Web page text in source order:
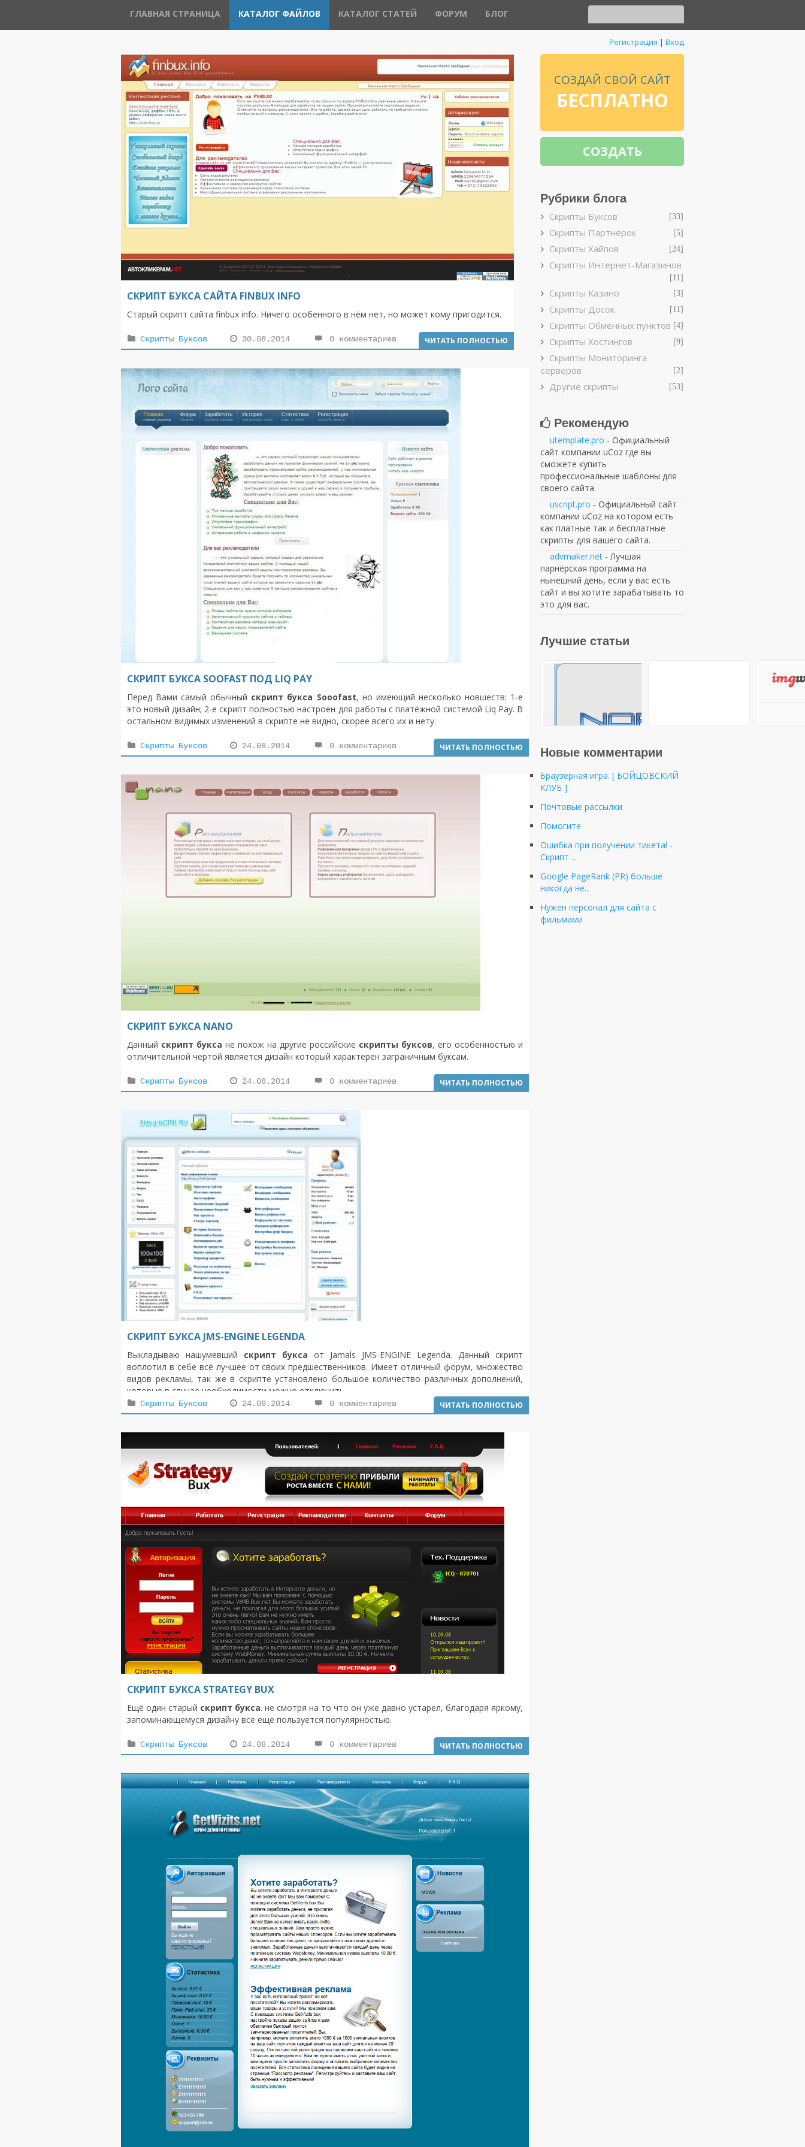
ГЛАВНАЯ СТРАНИЦА КАТАЛОГ ФАЙЛОВ КАТАЛОГ СТАТЕЙ ФОРУМ БЛОГ
Регистрация | Вход
СКРИПТ БУКСА САЙТА FINBUX INFO
Старый скрипт сайта finbux info. Ничего особенного в нём нет, но может кому пригодится.
Скрипты Буксов 30.08.2014 0 комментариев ЧИТАТЬ ПОЛНОСТЬЮ
СКРИПТ БУКСА SOOFAST ПОД LIQ PAY
Перед Вами самый обычный скрипт букса Sooofast, но имеющий несколько новшеств: 1-е
это новый дизайн; 2-е скрипт полностью настроен для работы с платёжной системой Liq Pay. В
остальном видимых изменений в скрипте не видно, скорее всего их и нету.
Скрипты Буксов 24.08.2014 0 комментариев ЧИТАТЬ ПОЛНОСТЬЮ
СКРИПТ БУКСА NANO
Данный скрипт букса не похож на другие российские скрипты буксов, его особенностью и
отличительной чертой является дизайн который характерен заграничным буксам.
Скрипты Буксов 24.08.2014 0 комментариев ЧИТАТЬ ПОЛНОСТЬЮ
СКРИПТ БУКСА JMS-ENGINE LEGENDA
Выкладываю нашумевший скрипт букса от Jamals JMS-ENGINE Legenda. Данный скрипт
воплотил в себе всё лучшее от своих предшественников. Имеет отличный форум, множество
видов рекламы, так же в скрипте установлено большое количество различных дополнений,
которые в случае необходимости можно отключить.
В архиве есть краткая инструкция по установке, так же инструкции для переходов с других
скриптов.
Скрипты Буксов 24.08.2014 0 комментариев ЧИТАТЬ ПОЛНОСТЬЮ
СКРИПТ БУКСА STRATEGY BUX
Ещё один старый скрипт букса. не смотря на то что он уже давно устарел, благодаря яркому,
запоминающемуся дизайну всё ещё пользуется популярностью.
Скрипты Буксов 24.08.2014 0 комментариев ЧИТАТЬ ПОЛНОСТЬЮ
СОЗДАЙ СВОЙ САЙТ
БЕСПЛАТНО
СОЗДАТЬ
Рубрики блога
Скрипты Буксов [33]
Скрипты Партнёрок [5]
Скрипты Хайпов [24]
Скрипты Интернет-Магазинов
[11]
Скрипты Казино [3]
Скрипты Досок [11]
Скрипты Обменных пунктов [4]
Скрипты Хостингов [9]
Скрипты Мониторинга
серверов
[2]
Другие скрипты [53]
Рекомендую
utemplate.pro - Официальный
сайт компании uCoz где вы
сможете купить
профессиональные шаблоны для
своего сайта
uscript.pro - Официальный сайт
компании uCoz на котором есть
как платные так и бесплатные
скрипты для вашего сайта.
advmaker.net - Лучшая
парнёрская программа на
нынешний день, если у вас есть
сайт и вы хотите зарабатывать то
это для вас.
Лучшие статьи
Новые комментарии
Браузерная игра. [ БОЙЦОВСКИЙ
КЛУБ ]
Почтовые рассылки
Помогите
Ошибка при получении тикета! -
Cкрипт ...
Google PageRank (PR) больше
никогда не...
Нужен персонал для сайта с
фильмами